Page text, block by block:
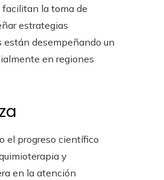
facilitan la toma de
estrategias
desempeñando un
en regiones
el progreso científico
y
en la atención